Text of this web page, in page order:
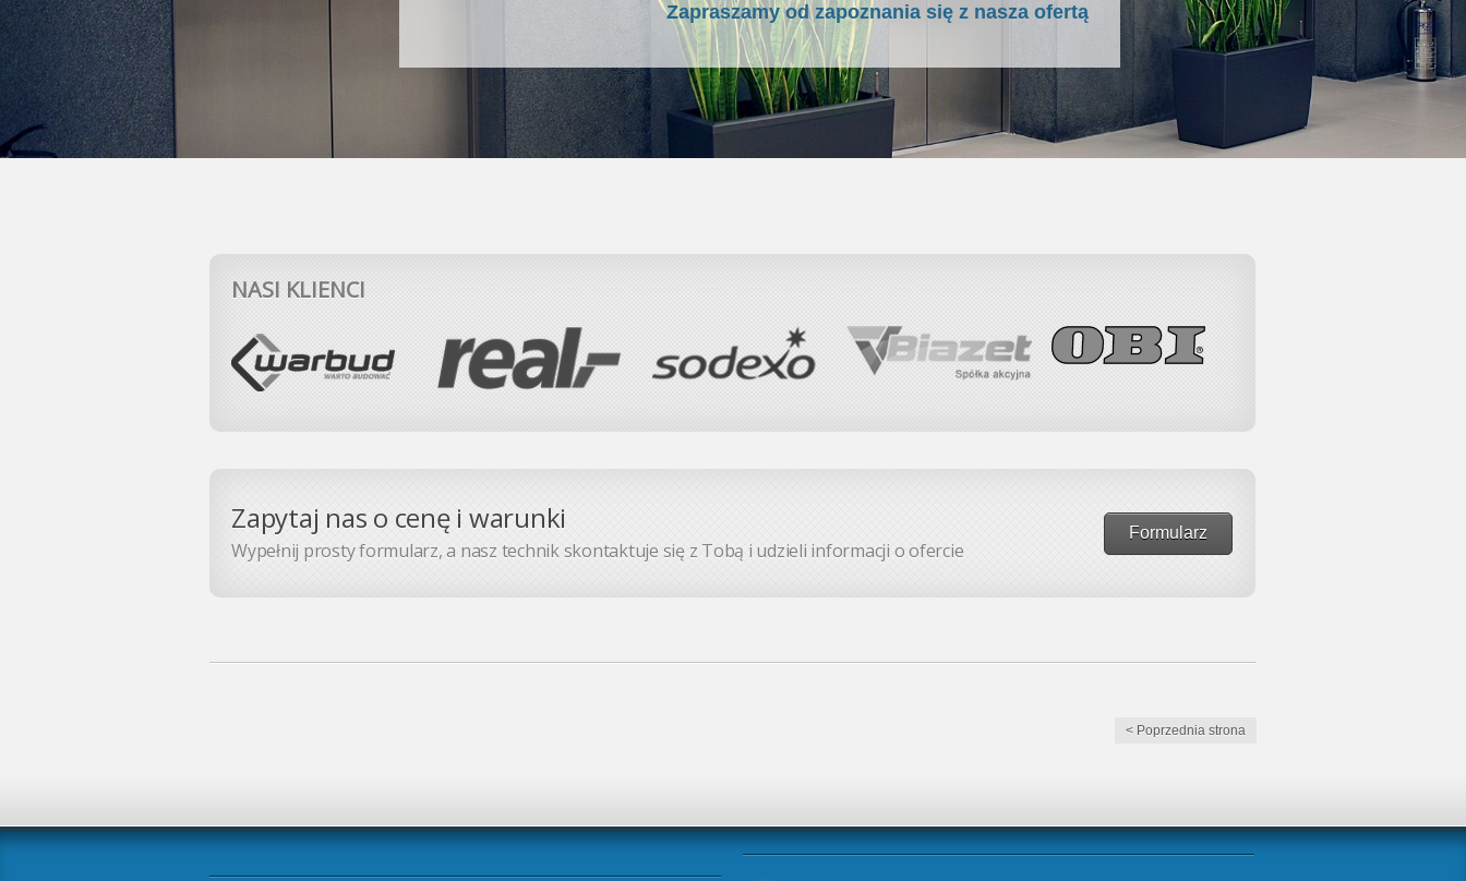
Zapraszamy od zapoznania się z nasza ofertą
NASI KLIENCI
Zapytaj nas o cenę i warunki
Wypełnij prosty formularz, a nasz technik skontaktuje się z Tobą i udzieli informacji o ofercie
Formularz
< Poprzednia strona